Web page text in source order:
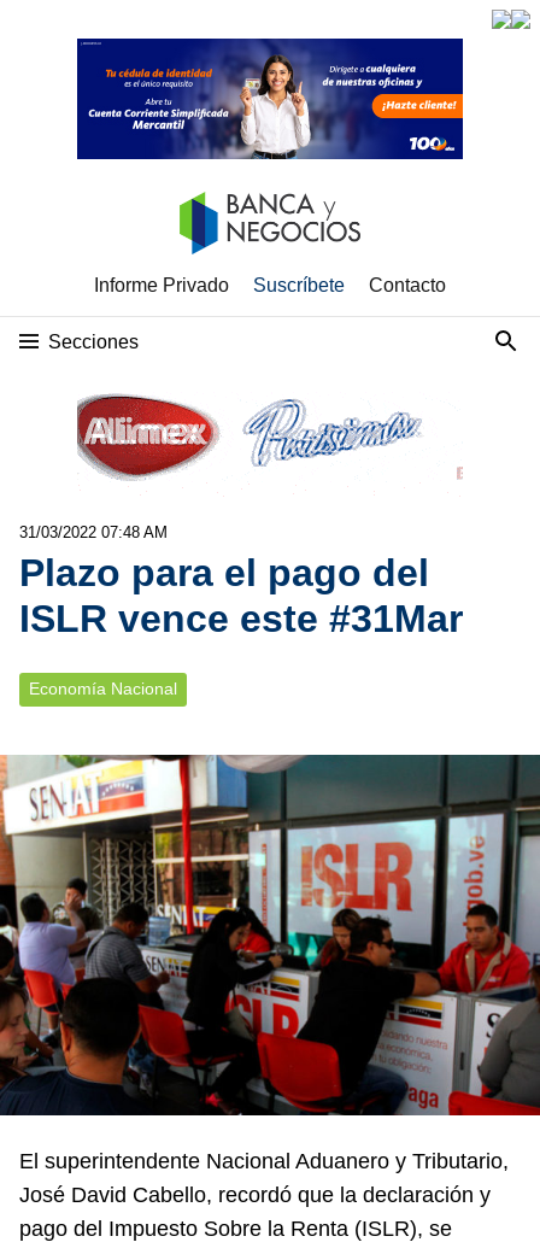
Informe Privado Suscríbete Contacto
Secciones
31/03/2022 07:48 AM
Plazo para el pago del
ISLR vence este #31Mar
Economía Nacional
El superintendente Nacional Aduanero y Tributario,
José David Cabello, recordó que la declaración y
pago del Impuesto Sobre la Renta (ISLR), se